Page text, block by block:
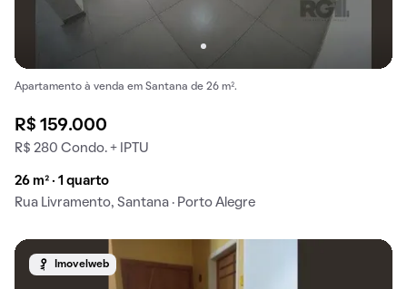
Apartamento à venda em Santana de 26 m².
R$ 159.000
R$ 280 Condo. + IPTU
26 m² · 1 quarto
Rua Livramento, Santana · Porto Alegre
Imovelweb